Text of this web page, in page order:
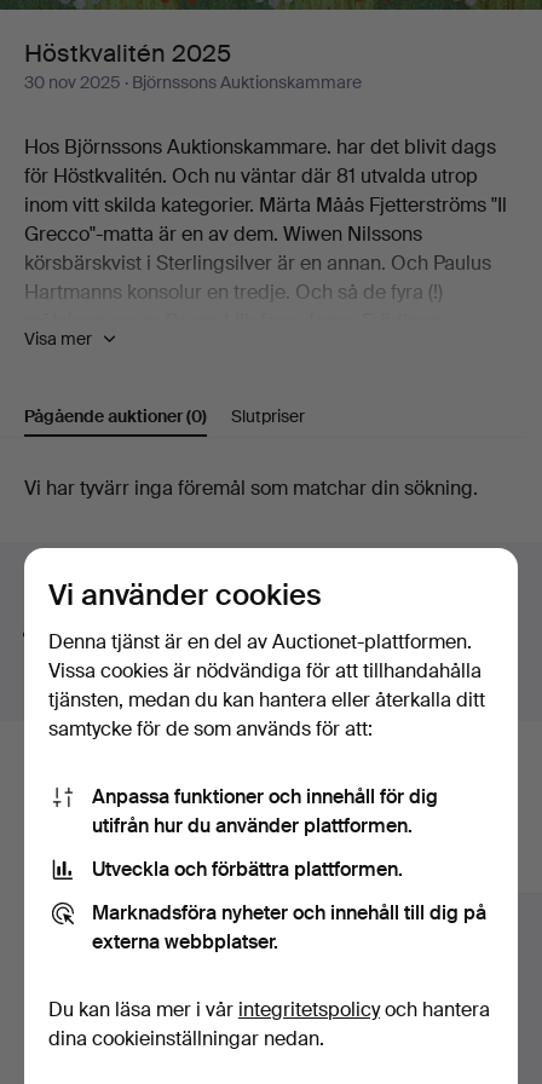
Höstkvalitén 2025
30 nov 2025 · Björnssons Auktionskammare
Hos Björnssons Auktionskammare. har det blivit dags
för Höstkvalitén. Och nu väntar där 81 utvalda utrop
inom vitt skilda kategorier. Märta Måås Fjetterströms "Il
Grecco"-matta är en av dem. Wiwen Nilssons
körsbärskvist i Sterlingsilver är en annan. Och Paulus
Hartmanns konsolur en tredje. Och så de fyra (!)
"Lekande barn", jubilumsskålen ur Royal Copenhagens
från 1970-talets första hälft.
Se där, några av katalogens munsbitar.
Hjärtligt välkomna till Björnssons Auktionskammare för
Visning 24-28/11 kl. 13-17
Visa mer
Pågående auktioner(0) Slutpriser
Pågående
auktioner
Vi har tyvärr inga föremål som matchar din sökning.
Söktips
Vi söker automatiskt delar av ord. Söker du påband
hittar vi ävenarm bandsur.
Här är föremål från vårt arkiv som
matchar din sökning
Visa alla föremål
Vi använder cookies
Denna tjänst är en del av Auctionet-plattformen.
Vissa cookies är nödvändiga för att tillhandahålla
tjänsten, medan du kan hantera eller återkalla ditt
samtycke för de som används för att:
Anpassa funktioner och innehåll för dig
utifrån hur du använder plattformen.
Utveckla och förbättra plattformen.
Marknadsföra nyheter och innehåll till dig på
externa webbplatser.
Du kan läsa mer i vår integritetspolicyoch hantera
dina cookieinställningar nedan.